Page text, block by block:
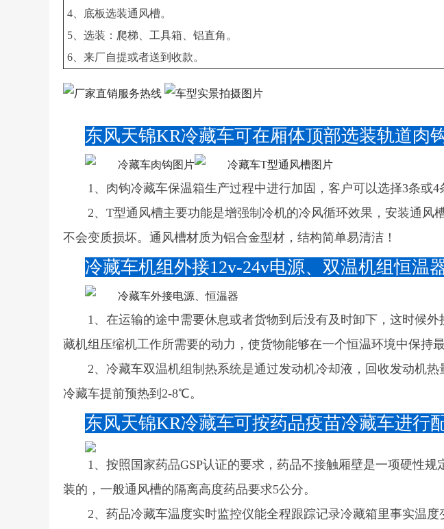
4、底板选装通风槽。
5、选装：爬梯、工具箱、铝直角。
6、来厂自提或者送到收款。
东风天锦KR冷藏车可在厢体顶部选装轨道肉
1、肉钩冷藏车保温箱生产过程中进行加固，客户可以选择3条或4
2、T型通风槽主要功能是增强制冷机的冷风循环效果，安装通风
不会变质损坏。通风槽材质为铝合金型材，结构简单易清洁！
冷藏车机组外接12v-24v电源、双温机组恒温
1、在运输的途中需要休息或者货物到后没有及时卸下，这时候
藏机组压缩机工作所需要的动力，使货物能够在一个恒温环境中保持最
2、冷藏车双温机组制热系统是通过发动机冷却液，回收发动机
冷藏车提前预热到2-8℃。
东风天锦KR冷藏车可按药品疫苗冷藏车进行
1、按照国家药品GSP认证的要求，药品不接触厢壁是一项硬性
装的，一般通风槽的隔离高度药品要求5公分。
2、药品冷藏车温度实时监控仪能全程跟踪记录冷藏箱里事实温